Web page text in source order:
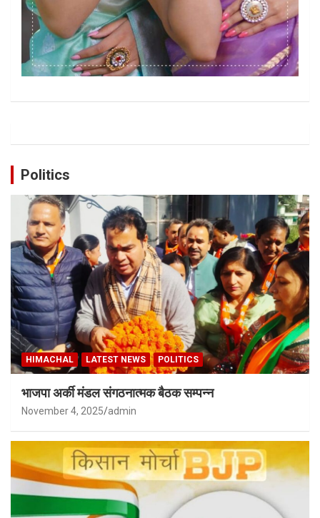
Politics
HIMACHAL LATEST NEWS POLITICS
भाजपा अर्की मंडल संगठनात्मक बैठक सम्पन्न
November 4, 2025 admin